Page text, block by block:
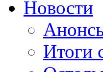
Новости
Итоги